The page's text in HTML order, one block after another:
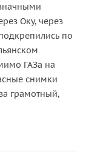
Оку, через
по
ГАЗа на
снимки
грамотный,